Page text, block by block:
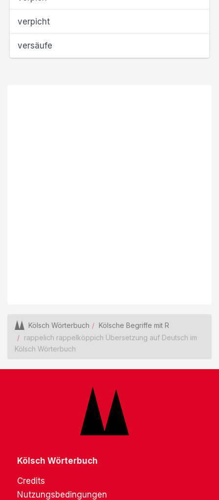
verpicht
versäufe
Kölsch Wörterbuch
Kölsche Begriffe mit R
rappelich rappelköppich Übersetzung auf Deutsch im
Kölsch Wörterbuch
Kölsch Wörterbuch
Credits
Nutzungsbedingungen